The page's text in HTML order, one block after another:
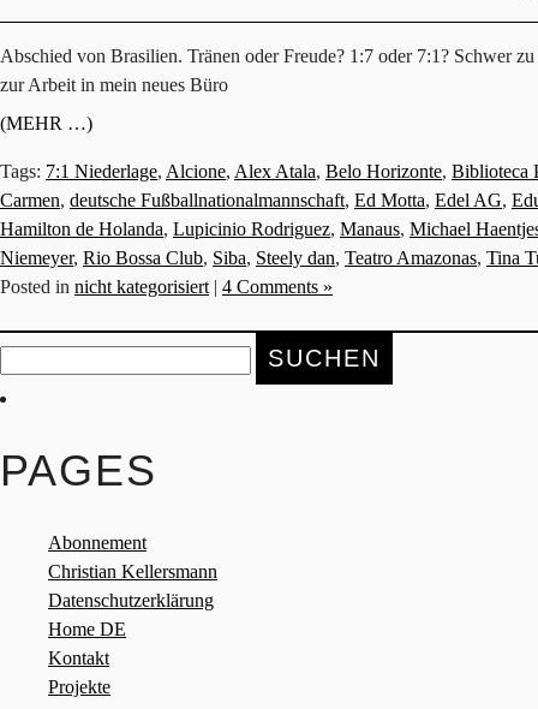
Abschied von Brasilien. Tränen oder Freude? 1:7 oder 7:1? Schwer
zur Arbeit in mein neues Büro
(MEHR …)
Tags: 7:1 Niederlage, Alcione, Alex Atala, Belo Horizonte, Biblioteca
Carmen, deutsche Fußballnationalmannschaft, Ed Motta, Edel AG,
Hamilton de Holanda, Lupicinio Rodriguez, Manaus, Michael
Niemeyer, Rio Bossa Club, Siba, Steely dan, Teatro Amazonas, Tina
Posted in nicht kategorisiert| 4 Comments »
Suche
nach:
PAGES
Abonnement
Christian Kellersmann
Datenschutzerklärung
Home DE
Kontakt
Projekte